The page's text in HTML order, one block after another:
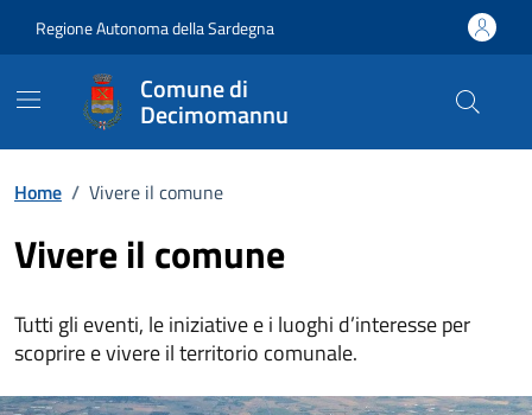
Regione Autonoma della Sardegna
Comune di
Decimomannu
Home / Vivere il comune
Vivere il comune
Tutti gli eventi, le iniziative e i luoghi d’interesse per
scoprire e vivere il territorio comunale.